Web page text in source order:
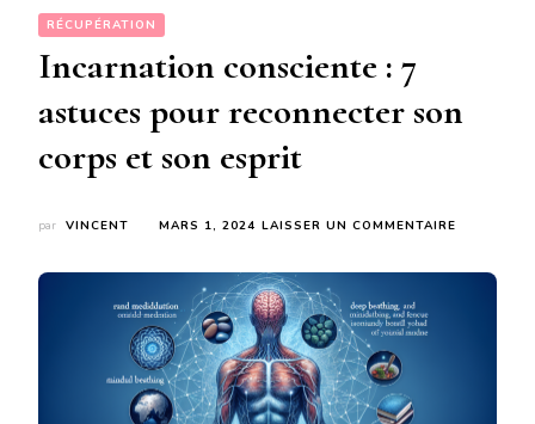
RÉCUPÉRATION
Incarnation consciente : 7
astuces pour reconnecter son
corps et son esprit
par VINCENT MARS 1, 2024 LAISSER UN COMMENTAIRE